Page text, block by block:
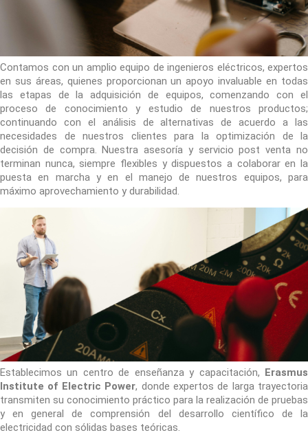
Contamos con un amplio equipo de ingenieros eléctricos, expertos
en sus áreas, quienes proporcionan un apoyo invaluable en todas
las etapas de la adquisición de equipos, comenzando con el
proceso de conocimiento y estudio de nuestros productos;
continuando con el análisis de alternativas de acuerdo a las
necesidades de nuestros clientes para la optimización de la
decisión de compra. Nuestra asesoría y servicio post venta no
terminan nunca, siempre flexibles y dispuestos a colaborar en la
puesta en marcha y en el manejo de nuestros equipos, para
máximo aprovechamiento y durabilidad.
Establecimos un centro de enseñanza y capacitación, Erasmus
Institute of Electric Power, donde expertos de larga trayectoria
transmiten su conocimiento práctico para la realización de pruebas
y en general de comprensión del desarrollo científico de la
electricidad con sólidas bases teóricas.